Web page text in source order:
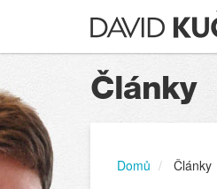
Články
Domů Články